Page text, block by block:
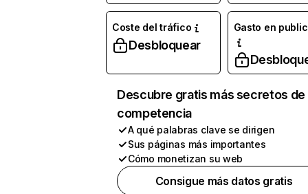
Coste del tráfico
Desbloquear
Gasto en
Descubre gratis más secretos de
competencia
A qué palabras clave se dirigen
Sus páginas más importantes
Cómo monetizan su web
Consigue más datos gratis